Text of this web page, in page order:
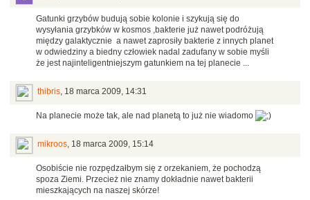
Gatunki grzybów budują sobie kolonie i szykują się do
wysyłania grzybków w kosmos ,bakterie już nawet podróżują
między galaktycznie a nawet zaprosiły bakterie z innych planet
w odwiedziny a biedny człowiek nadal zadufany w sobie myśli
że jest najinteligentniejszym gatunkiem na tej planecie ...
thibris, 18 marca 2009, 14:31
Na planecie może tak, ale nad planetą to już nie wiadomo
mikroos, 18 marca 2009, 15:14
Osobiście nie rozpędzałbym się z orzekaniem, że pochodzą
spoza Ziemi. Przecież nie znamy dokładnie nawet bakterii
mieszkających na naszej skórze!